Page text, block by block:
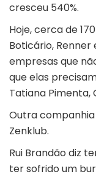
cresceu 540%.
Hoje, cerca de
Boticário, Renner
empresas que
que elas
Tatiana Pimenta,
Outra
Zenklub.
Rui Brandão diz
ter sofrido um